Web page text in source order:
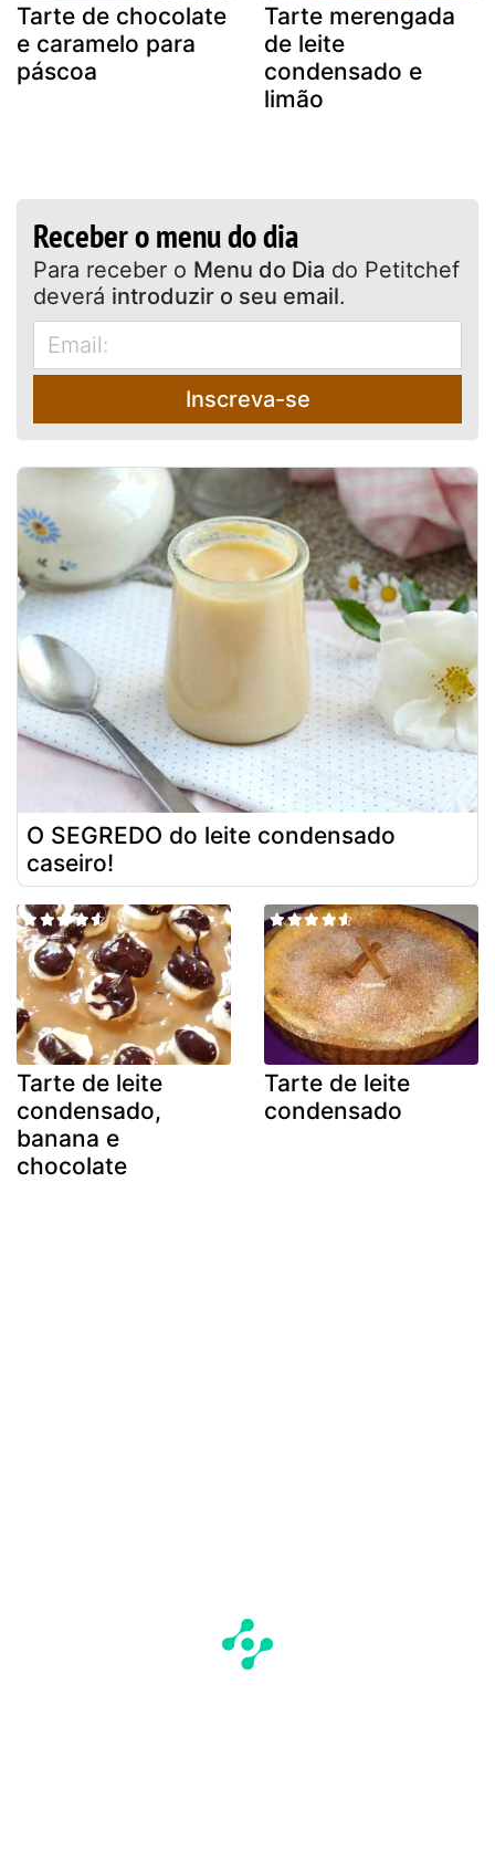
Tarte de chocolate
e caramelo para
páscoa
Tarte merengada
de leite
condensado e
limão
Receber o menu do dia
Para receber o Menu do Dia do Petitchef
deverá introduzir o seu email.
Inscreva-se
O SEGREDO do leite condensado
caseiro!
Tarte de leite
condensado,
banana e
chocolate
Tarte de leite
condensado